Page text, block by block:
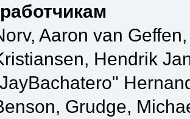
Aaron van
Hendrik
Grudge,